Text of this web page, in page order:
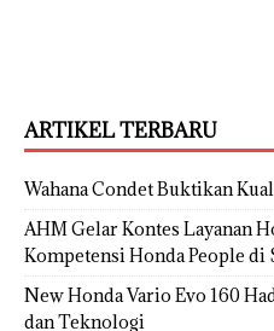
ARTIKEL TERBARU
Wahana Condet Buktikan
AHM Gelar Kontes Layanan
Kompetensi Honda People di
New Honda Vario Evo 160
dan Teknologi